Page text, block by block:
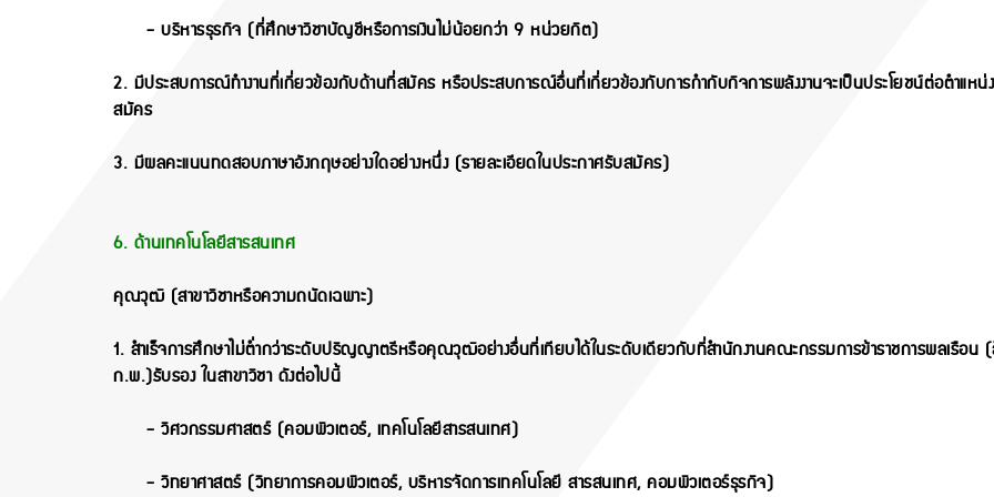
- บริหารธุรกิจ (ที่ศึกษาวิชาบัญชีหรือการเงินไม่น้อยกว่า 9 หน่วยกิต)
2. มีประสบการณ์ทำงานที่เกี่ยวข้องกับด้านที่สมัคร หรือประสบการณ์อื่นที่เกี่ยวข้องกับการกำกับกิจการพลังงานจะเป็นประโยชน์ต่อตำแหน่
สมัคร
3. มีผลคะแนนทดสอบภาษาอังกฤษอย่างใดอย่างหนึ่ง (รายละเอียดในประกาศรับสมัคร)
6. ด้านเทคโนโลยีสารสนเทศ
คุณวุฒิ (สาขาวิชาหรือความถนัดเฉพาะ)
1. สำเร็จการศึกษาไม่ต่ำกว่าระดับปริญญาตรีหรือคุณวุฒิอย่างอื่นที่เทียบได้ในระดับเดียวกับที่สำนักงานคณะกรรมการข้าราชการพลเรือน
ก.พ.)รับรอง ในสาขาวิชา ดังต่อไปนี้
- วิศวกรรมศาสตร์ (คอมพิวเตอร์, เทคโนโลยีสารสนเทศ)
- วิทยาศาสตร์ (วิทยาการคอมพิวเตอร์, บริหารจัดการเทคโนโลยี สารสนเทศ, คอมพิวเตอร์ธุรกิจ)